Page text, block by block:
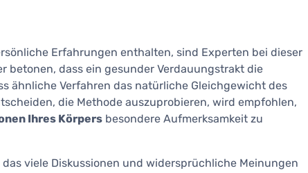
Erfahrungen enthalten, sind Experten bei dieser
betonen, dass ein gesunder Verdauungstrakt die
ähnliche Verfahren das natürliche Gleichgewicht des
die Methode auszuprobieren, wird empfohlen,
Ihres Körpers besondere Aufmerksamkeit zu
viele Diskussionen und widersprüchliche Meinungen